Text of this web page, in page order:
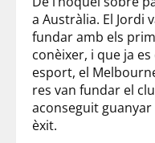
a Austràlia. El Jordi
fundar amb els
conèixer, i que ja
esport, el
res van fundar el
aconseguit
èxit.